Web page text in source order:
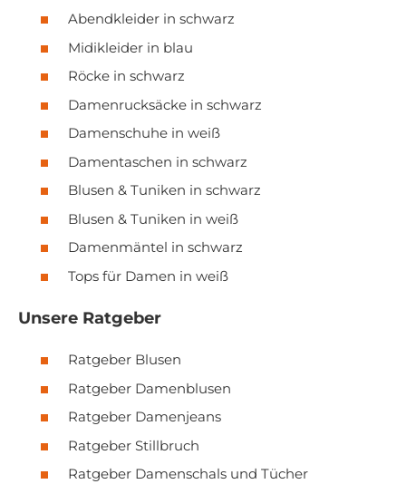
Abendkleider in schwarz
Midikleider in blau
Röcke in schwarz
Damenrucksäcke in schwarz
Damenschuhe in weiß
Damentaschen in schwarz
Blusen & Tuniken in schwarz
Blusen & Tuniken in weiß
Damenmäntel in schwarz
Tops für Damen in weiß
Unsere Ratgeber
Ratgeber Blusen
Ratgeber Damenblusen
Ratgeber Damenjeans
Ratgeber Stillbruch
Ratgeber Damenschals und Tücher